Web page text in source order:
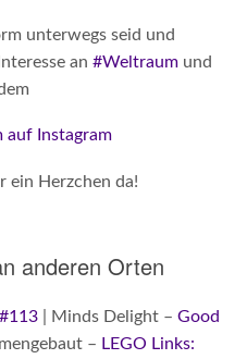
unterwegs seid und
an #Weltraumund
Instagram
ein Herzchen da!
anderen Orten
| Minds Delight – Good
– LEGO Links: